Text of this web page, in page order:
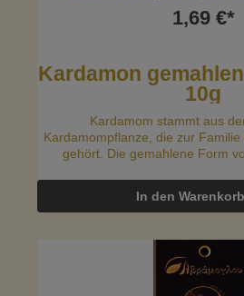
1,69 €*
Kardamon
10g
Kardamom stammt aus
Kardamompflanze, die zur
gehört. Die gemahlene Form
einarbeiten lässt.
In den Warenkorb